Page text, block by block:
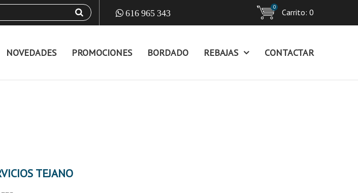
Carrito:
0
0
616 965 343
NOVEDADES PROMOCIONES BORDADO REBAJAS CONTACTAR
TEJANO